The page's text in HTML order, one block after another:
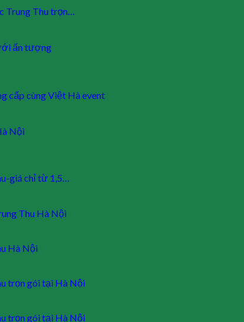
Trung Thu trọn…
ấn tượng
cấp cùng Việt Hà event
Nội
giá chỉ từ 1,5…
Thu Hà Nội
Hà Nội
trọn gói tại Hà Nội
trọn gói tại Hà Nội